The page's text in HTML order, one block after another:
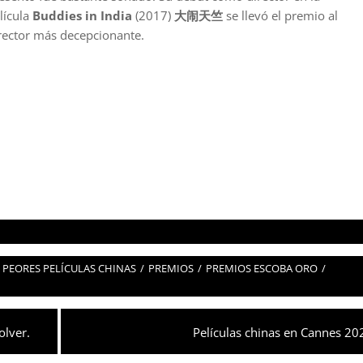
Buddies in India (2017) 大闹天竺se llevó el premio al
más decepcionante.
PEORES PELÍCULAS CHINAS / PREMIOS / PREMIOS ESCOBA ORO /
Entrada
siguiente:
Películas chinas en Cannes